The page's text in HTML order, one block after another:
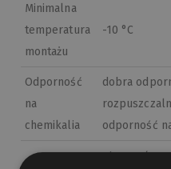
Minimalna
temperatura
montażu
-10 °C
Odporność
na
chemikalia
dobra
odporność
otworzyć